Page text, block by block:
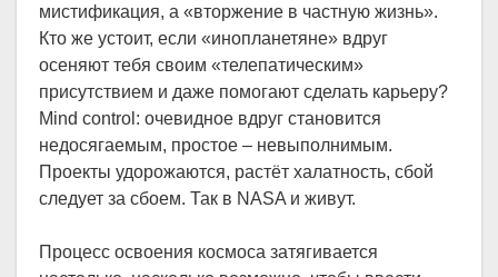
мистификация, а «вторжение в частную жизнь».
Кто же устоит, если «инопланетяне» вдруг
осеняют тебя своим «телепатическим»
присутствием и даже помогают сделать карьеру?
Mind control: очевидное вдруг становится
недосягаемым, простое – невыполнимым.
Проекты удорожаются, растёт халатность, сбой
следует за сбоем. Так в NASA и живут.
Процесс освоения космоса затягивается